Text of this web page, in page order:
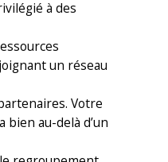
à des
un réseau
Votre
au-delà d’un